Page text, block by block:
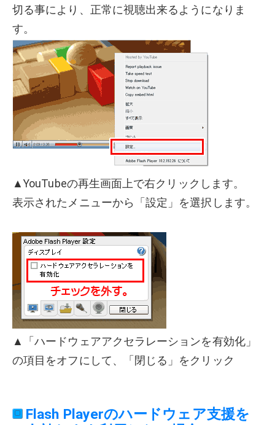
切る事により、正常に視聴出来るようになりま
す。
▲YouTubeの再生画面上で右クリックします。
表示されたメニューから「設定」を選択します。
▲「ハードウェアアクセラレーションを有効化」
の項目をオフにして、「閉じる」をクリック
Flash Playerのハードウェア支援を